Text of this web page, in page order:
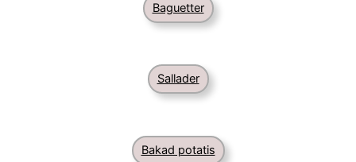
Baguetter
Sallader
Bakad potatis